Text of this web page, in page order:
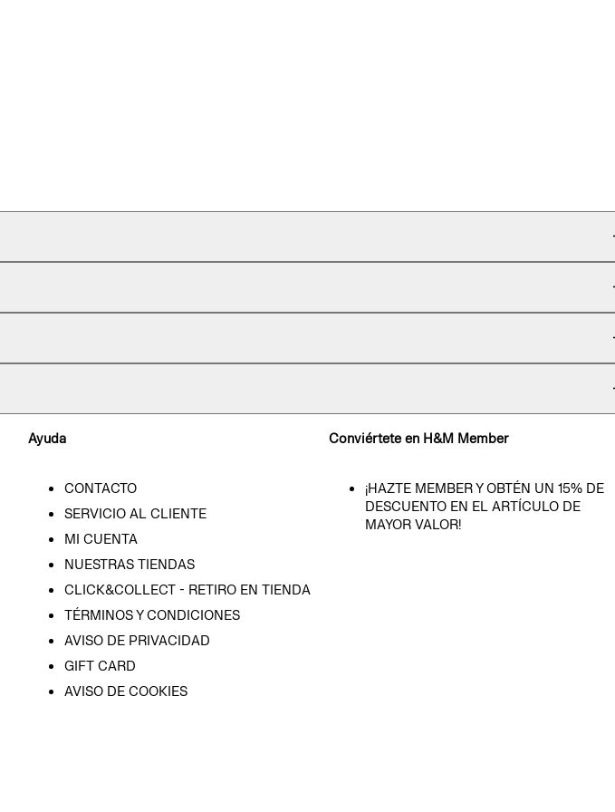
Ayuda
CONTACTO
SERVICIO AL CLIENTE
MI CUENTA
NUESTRAS TIENDAS
CLICK&COLLECT - RETIRO EN TIENDA
TÉRMINOS Y CONDICIONES
AVISO DE PRIVACIDAD
GIFT CARD
AVISO DE COOKIES
Conviértete en H&M Member
¡HAZTE MEMBER Y OBTÉN UN 15% DE
DESCUENTO EN EL ARTÍCULO DE
MAYOR VALOR!